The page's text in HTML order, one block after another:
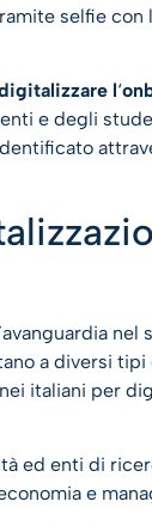
selfie con
l‘
e degli
nel
a diversi
italiani per
ed enti di
e